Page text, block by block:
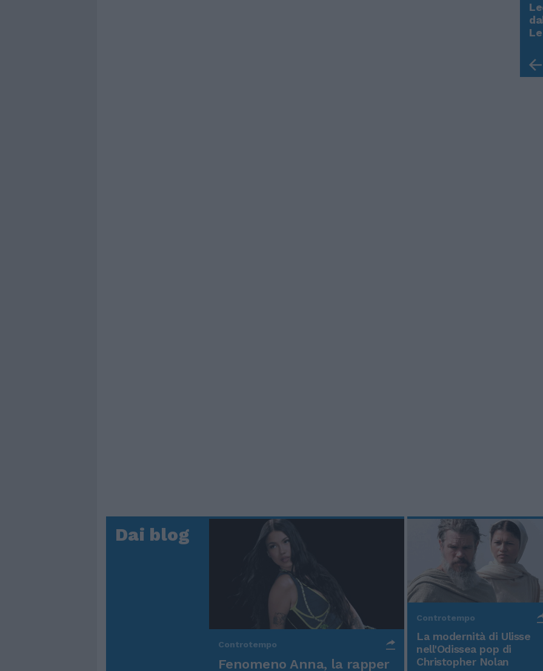
Dai blog
Controtempo
Fenomeno Anna, la rapper
Controtempo
La modernità di Ulisse
nell'Odissea pop di
Christopher Nolan